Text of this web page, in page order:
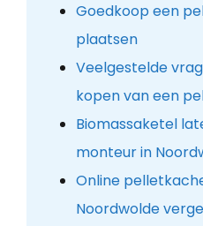
Goedkoop een
plaatsen
Veelgestelde
kopen van een
Biomassaketel
monteur in
Online
Noordwolde